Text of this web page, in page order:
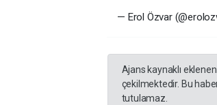
— Erol Özvar
Ajans kaynaklı
çekilmektedir. Bu
tutulamaz.